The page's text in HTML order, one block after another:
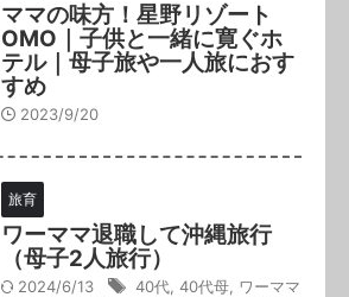
ママの味方！星野リゾート
OMO｜子供と一緒に寛ぐホ
テル｜母子旅や一人旅におす
すめ
2023/9/20
旅育
ワーママ退職して沖縄旅行
（母子2人旅行）
2024/6/13 40代 40代母 ワーママ